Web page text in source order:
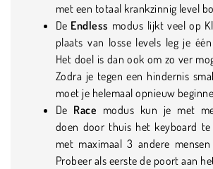
met een totaal krankzinnig level
De Endless modus lijkt veel op
plaats van losse levels leg je
Het doel is dan ook om zo ver
Zodra je tegen een hindernis
moet je helemaal opnieuw
De Race modus kun je met
doen door thuis het keyboard
met maximaal 3 andere mensen
Probeer als eerste de poort aan